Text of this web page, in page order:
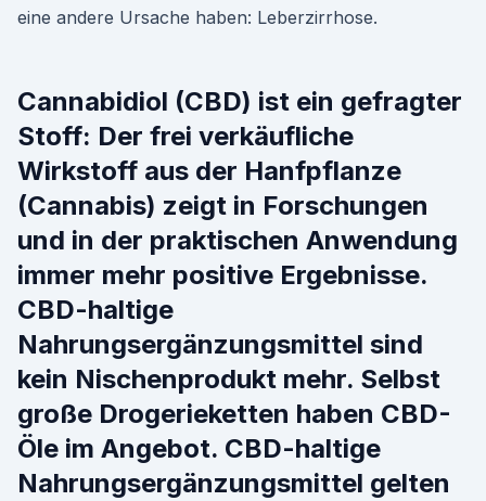
eine andere Ursache haben: Leberzirrhose.
Cannabidiol (CBD) ist ein gefragter
Stoff: Der frei verkäufliche
Wirkstoff aus der Hanfpflanze
(Cannabis) zeigt in Forschungen
und in der praktischen Anwendung
immer mehr positive Ergebnisse.
CBD-haltige
Nahrungsergänzungsmittel sind
kein Nischenprodukt mehr. Selbst
große Drogerieketten haben CBD-
Öle im Angebot. CBD-haltige
Nahrungsergänzungsmittel gelten